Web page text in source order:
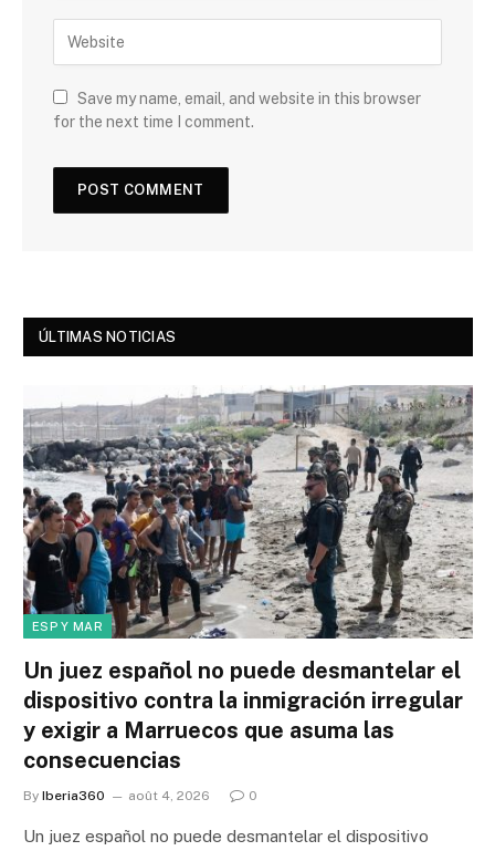
Save my name, email, and website in this browser
for the next time I comment.
ÚLTIMAS NOTICIAS
ESP Y MAR
Un juez español no puede desmantelar el
dispositivo contra la inmigración irregular
y exigir a Marruecos que asuma las
consecuencias
By Iberia360 août 4, 2026 0
Un juez español no puede desmantelar el dispositivo